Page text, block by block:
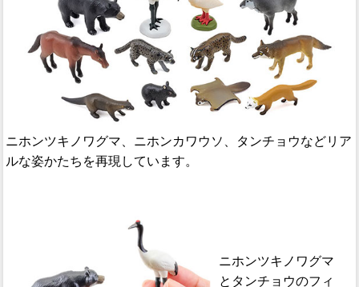
ニホンツキノワグマ、ニホンカワウソ、タンチョウなどリア
ルな姿かたちを再現しています。
ニホンツキノワグマ
とタンチョウのフィ